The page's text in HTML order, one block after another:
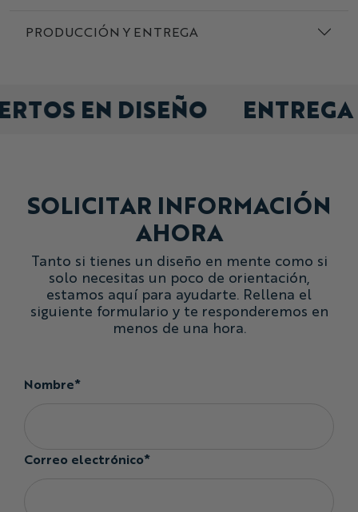
coincidencia de colores Pantone
compra, mínimo 10 baberos.
otras prendas.
¿Necesita ayuda con el diseño?
¿No encuentra exactamente lo que busca? ¡Póngase en
PRODUCCIÓN Y ENTREGA
EN DISEÑO
SOLICITAR INFORMACIÓN
AHORA
Tanto si tienes un diseño en mente como si
solo necesitas un poco de orientación,
estamos aquí para ayudarte. Rellena el
siguiente formulario y te responderemos en
menos de una hora.
Nombre*
Correo electrónico*